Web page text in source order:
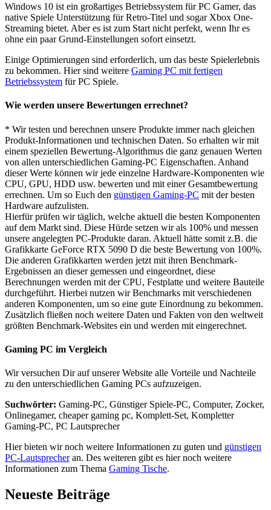
Windows 10 ist ein großartiges Betriebssystem für PC Gamer, das
native Spiele Unterstützung für Retro-Titel und sogar Xbox One-
Streaming bietet. Aber es ist zum Start nicht perfekt, wenn Ihr es
ohne ein paar Grund-Einstellungen sofort einsetzt.
Einige Optimierungen sind erforderlich, um das beste Spielerlebnis
zu bekommen. Hier sind weitere Gaming PC mit fertigen
Betriebssystem für PC Spiele.
Wie werden unsere Bewertungen errechnet?
* Wir testen und berechnen unsere Produkte immer nach gleichen
Produkt-Informationen und technischen Daten. So erhalten wir mit
einem speziellen Bewertung-Algorithmus die ganz genauen Werten
von allen unterschiedlichen Gaming-PC Eigenschaften. Anhand
dieser Werte können wir jede einzelne Hardware-Komponenten wie
CPU, GPU, HDD usw. bewerten und mit einer Gesamtbewertung
errechnen. Um so Euch den günstigen Gaming-PC mit der besten
Hardware aufzulisten.
Hierfür prüfen wir täglich, welche aktuell die besten Komponenten
auf dem Markt sind. Diese Hürde setzen wir als 100% und messen
unsere angelegten PC-Produkte daran. Aktuell hätte somit z.B. die
Grafikkarte GeForce RTX 5090 D die beste Bewertung von 100%.
Die anderen Grafikkarten werden jetzt mit ihren Benchmark-
Ergebnissen an dieser gemessen und eingeordnet, diese
Berechnungen werden mit der CPU, Festplatte und weitere Bauteile
durchgeführt. Hierbei nutzen wir Benchmarks mit verschiedenen
anderen Komponenten, um so eine gute Einordnung zu bekommen.
Zusätzlich fließen noch weitere Daten und Fakten von den weltweit
größten Benchmark-Websites ein und werden mit eingerechnet.
Gaming PC im Vergleich
Wir versuchen Dir auf unserer Website alle Vorteile und Nachteile
zu den unterschiedlichen Gaming PCs aufzuzeigen.
Suchwörter: Gaming-PC, Günstiger Spiele-PC, Computer, Zocker,
Onlinegamer, cheaper gaming pc, Komplett-Set, Kompletter
Gaming-PC, PC Lautsprecher
Hier bieten wir noch weitere Informationen zu guten und günstigen
PC-Lautsprecheran. Des weiteren gibt es hier noch weitere
Informationen zum Thema Gaming Tische.
Neueste Beiträge